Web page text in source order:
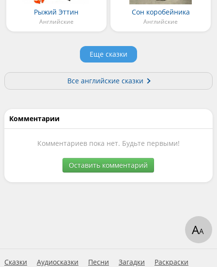
Рыжий Эттин
Английские
Сон коробейника
Английские
Еще сказки
Все английские сказки
Комментарии
Комментариев пока нет. Будьте первыми!
Оставить комментарий
Сказки Аудиосказки Песни Загадки Раскраски
АА